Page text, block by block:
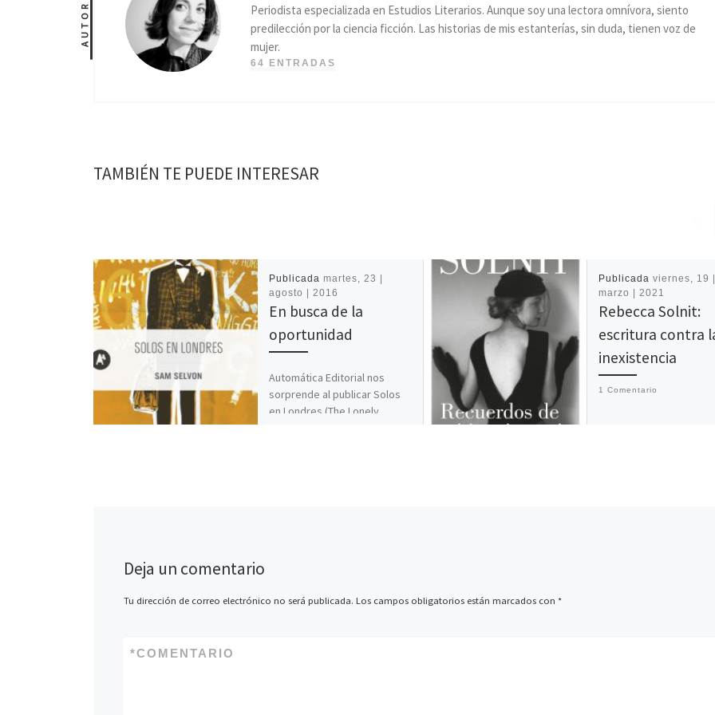
AUTOR
Periodista especializada en Estudios Literarios. Aunque soy una lectora omnívora, siento
predilección por la ciencia ficción. Las historias de mis estanterías, sin duda, tienen voz de
mujer.
64 ENTRADAS
TAMBIÉN TE PUEDE INTERESAR
Publicadamartes, 23 |
agosto | 2016
En busca de la
oportunidad
Automática Editorial nos
sorprende al publicar Solos
en Londres (The Lonely
Publicada viernes, 19 |
marzo | 2021
Rebecca Solnit:
escritura contra
inexistencia
1 Comentario
Deja un comentario
Tu dirección de correo electrónico no será publicada. Los campos obligatorios están marcados con *
COMENTARIO
*